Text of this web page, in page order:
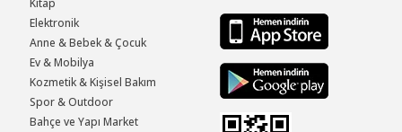
Elektronik
Anne & Bebek & Çocuk
Ev & Mobilya
Kozmetik & Kişisel Bakım
Spor & Outdoor
Bahçe ve Yapı Market